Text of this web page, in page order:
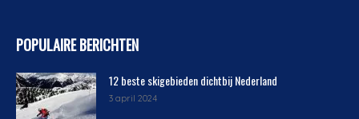
POPULAIRE BERICHTEN
12 beste skigebieden dichtbij Nederland
3 april 2024